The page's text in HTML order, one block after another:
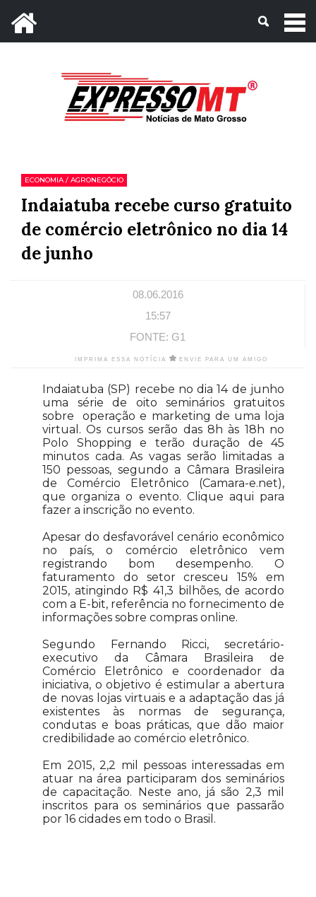
Mato Grosso, 07 de Agosto de 2026
ECONOMIA / AGRONEGÓCIO
Indaiatuba recebe curso gratuito
de comércio eletrônico no dia 14
de junho
08.06.2016
15:57
FONTE: G1
IMPRIMA ESSA NOTÍCIA ENVIE PARA UM AMIGO
Indaiatuba (SP) recebe no dia 14 de junho
uma série de oito seminários gratuitos
sobre operação e marketing de uma loja
virtual. Os cursos serão das 8h às 18h no
Polo Shopping e terão duração de 45
minutos cada. As vagas serão limitadas a
150 pessoas, segundo a Câmara Brasileira
de Comércio Eletrônico (Camara-e.net),
que organiza o evento. Clique aqui para
fazer a inscrição no evento.
Apesar do desfavorável cenário econômico
no país, o comércio eletrônico vem
registrando bom desempenho. O
faturamento do setor cresceu 15% em
2015, atingindo R$ 41,3 bilhões, de acordo
com a E-bit, referência no fornecimento de
informações sobre compras online.
Segundo Fernando Ricci, secretário-
executivo da Câmara Brasileira de
Comércio Eletrônico e coordenador da
iniciativa, o objetivo é estimular a abertura
de novas lojas virtuais e a adaptação das já
existentes às normas de segurança,
condutas e boas práticas, que dão maior
credibilidade ao comércio eletrônico.
Em 2015, 2,2 mil pessoas interessadas em
atuar na área participaram dos seminários
de capacitação. Neste ano, já são 2,3 mil
inscritos para os seminários que passarão
por 16 cidades em todo o Brasil.